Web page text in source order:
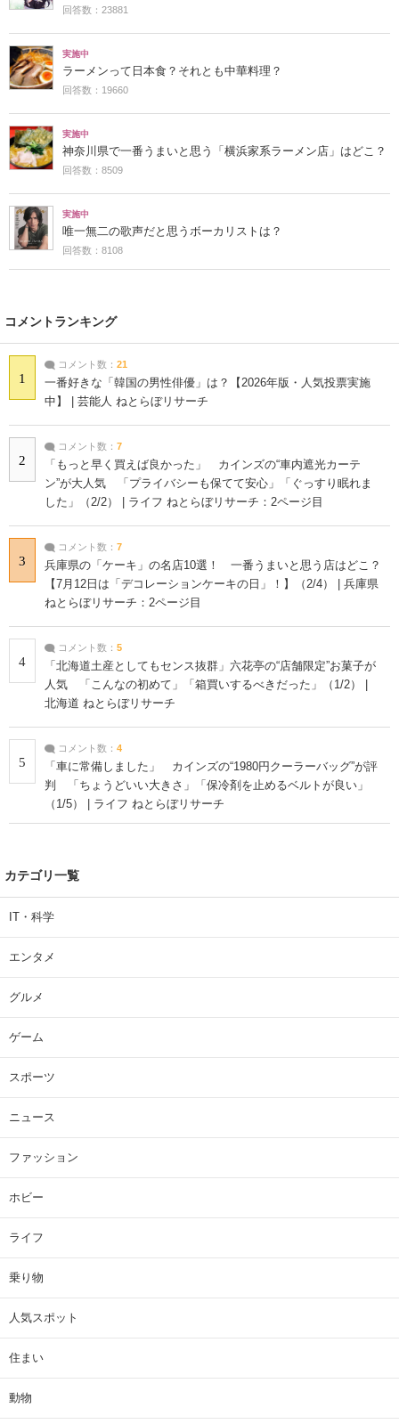
回答数：23881
実施中
ラーメンって日本食？それとも中華料理？
回答数：19660
実施中
神奈川県で一番うまいと思う「横浜家系ラーメン店」はどこ？
回答数：8509
実施中
唯一無二の歌声だと思うボーカリストは？
回答数：8108
コメントランキング
1
コメント数： 21
一番好きな「韓国の男性俳優」は？【2026年版・人気投票実施
中】 | 芸能人 ねとらぼリサーチ
2
コメント数： 7
「もっと早く買えば良かった」 カインズの“車内遮光カーテ
ン”が大人気 「プライバシーも保てて安心」「ぐっすり眠れま
した」（2/2） | ライフ ねとらぼリサーチ：2ページ目
3
コメント数： 7
兵庫県の「ケーキ」の名店10選！ 一番うまいと思う店はどこ？
【7月12日は「デコレーションケーキの日」！】（2/4） | 兵庫県
ねとらぼリサーチ：2ページ目
4
コメント数： 5
「北海道土産としてもセンス抜群」六花亭の“店舗限定”お菓子が
人気 「こんなの初めて」「箱買いするべきだった」（1/2） |
北海道 ねとらぼリサーチ
5
コメント数： 4
「車に常備しました」 カインズの“1980円クーラーバッグ”が評
判 「ちょうどいい大きさ」「保冷剤を止めるベルトが良い」
（1/5） | ライフ ねとらぼリサーチ
カテゴリ一覧
IT・科学
エンタメ
グルメ
ゲーム
スポーツ
ニュース
ファッション
ホビー
ライフ
乗り物
人気スポット
住まい
動物